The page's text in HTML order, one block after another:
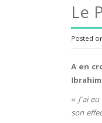
Le
Posted
A en
« J’ai
son